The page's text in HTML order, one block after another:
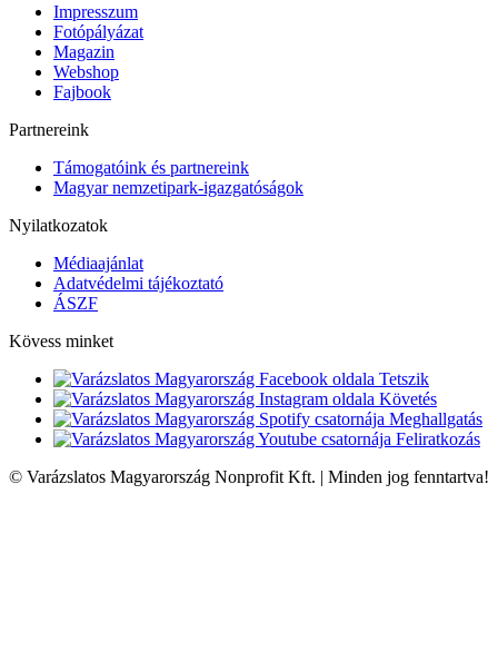
Impresszum
Fotópályázat
Magazin
Webshop
Fajbook
Partnereink
Támogatóink és partnereink
Magyar nemzetipark-igazgatóságok
Nyilatkozatok
Médiaajánlat
Adatvédelmi tájékoztató
ÁSZF
Kövess minket
Tetszik
Követés
Meghallgatás
Feliratkozás
© Varázslatos Magyarország Nonprofit Kft. | Minden jog fenntartva!